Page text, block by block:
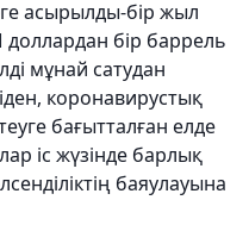
асырылды-бір жыл
бір баррель
мұнай сатудан
коронавирустық
бағытталған елде
іс жүзінде барлық
баяулауына